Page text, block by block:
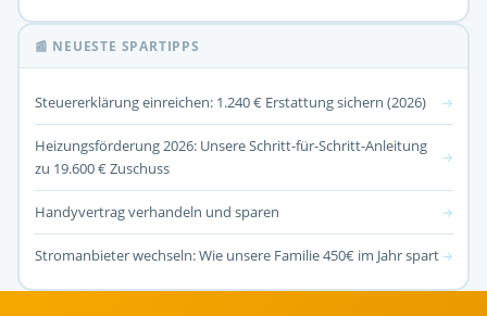
📰 NEUESTE SPARTIPPS
Steuererklärung einreichen: 1.240 € Erstattung sichern (2026) →
Heizungsförderung 2026: Unsere Schritt-für-Schritt-Anleitung
zu 19.600 € Zuschuss
→
Handyvertrag verhandeln und sparen →
Stromanbieter wechseln: Wie unsere Familie 450€ im Jahr spart →